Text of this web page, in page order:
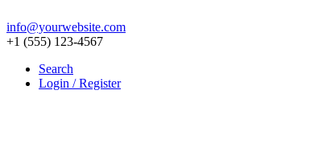
info@yourwebsite.com
+1 (555) 123-4567
Search
Login / Register